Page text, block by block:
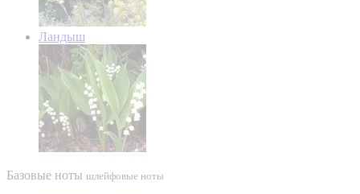
Ландыш
Базовые ноты шлейфовые ноты